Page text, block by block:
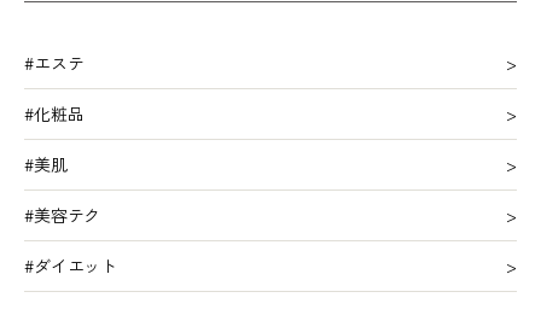
#エステ
#化粧品
#美肌
#美容テク
#ダイエット